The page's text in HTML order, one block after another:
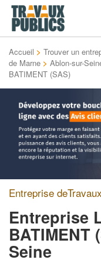
Accueil > Trouver un
de Marne > Ablon-sur-
BATIMENT (SAS)
Entreprise
Entreprise
BATIMENT
Seine